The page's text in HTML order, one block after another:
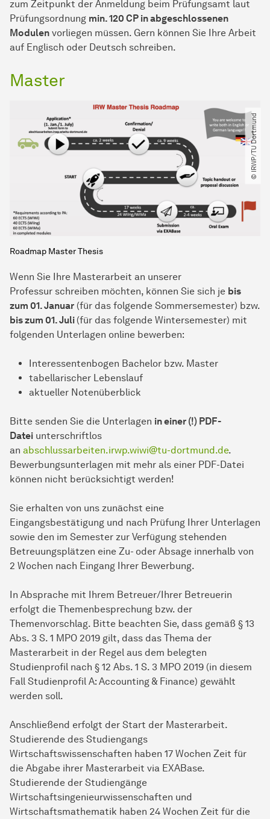
zum Zeitpunkt der Anmeldung beim Prüfungsamt laut
Prüfungsordnung min. 120 CP in abgeschlossenen
Modulen vorliegen müssen. Gern können Sie Ihre Arbeit
auf Englisch oder Deutsch schreiben.
Master
© IRWP​/​TU Dortmund
Roadmap Master Thesis
Wenn Sie Ihre Masterarbeit an unserer
Professur schreiben möchten, können Sie sich je bis
zum 01. Januar (für das folgende Sommersemester) bzw.
bis zum 01. Juli (für das folgende Wintersemester) mit
folgenden Unterlagen online bewerben:
Interessentenbogen Bachelor bzw. Master
tabellarischer Lebenslauf
aktueller Notenüberblick
Bitte senden Sie die Unterlagen in einer (!) PDF-
Datei unterschriftlos
an abschlussarbeiten.irwp.wiwi@tu-dortmund.de.
Bewerbungsunterlagen mit mehr als einer PDF-Datei
können nicht berücksichtigt werden!
Sie erhalten von uns zunächst eine
Eingangsbestätigung und nach Prüfung Ihrer Unterlagen
sowie den im Semester zur Verfügung stehenden
Betreuungsplätzen eine Zu- oder Absage innerhalb von
2 Wochen nach Eingang Ihrer Bewerbung.
In Absprache mit Ihrem Betreuer/Ihrer Betreuerin
erfolgt die Themenbesprechung bzw. der
Themenvorschlag. Bitte beachten Sie, dass gemäß § 13
Abs. 3 S. 1 MPO 2019 gilt, dass das Thema der
Masterarbeit in der Regel aus dem belegten
Studienprofil nach § 12 Abs. 1 S. 3 MPO 2019 (in diesem
Fall Studienprofil A: Accounting & Finance) gewählt
werden soll.
Anschließend erfolgt der Start der Masterarbeit.
Studierende des Studiengangs
Wirtschaftswissenschaften haben 17 Wochen Zeit für
die Abgabe ihrer Masterarbeit via EXABase.
Studierende der Studiengänge
Wirtschaftsingenieurwissenschaften und
Wirtschaftsmathematik haben 24 Wochen Zeit für die